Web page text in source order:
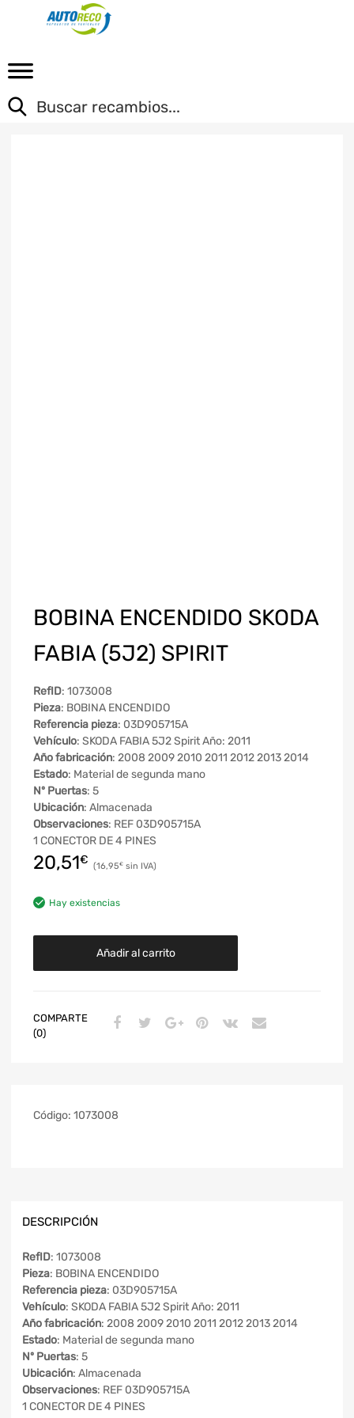
BOBINA ENCENDIDO SKODA
FABIA (5J2) SPIRIT
RefID: 1073008
Pieza: BOBINA ENCENDIDO
Referencia pieza: 03D905715A
Vehículo: SKODA FABIA 5J2 Spirit Año: 2011
Año fabricación: 2008 2009 2010 2011 2012 2013 2014
Estado: Material de segunda mano
Nº Puertas: 5
Ubicación: Almacenada
Observaciones: REF 03D905715A
1 CONECTOR DE 4 PINES
20,51€ 16,95€
Hay existencias
Añadir al carrito
COMPARTE
(0)
Código: 1073008
DESCRIPCIÓN
RefID: 1073008
Pieza: BOBINA ENCENDIDO
Referencia pieza: 03D905715A
Vehículo: SKODA FABIA 5J2 Spirit Año: 2011
Año fabricación: 2008 2009 2010 2011 2012 2013 2014
Estado: Material de segunda mano
Nº Puertas: 5
Ubicación: Almacenada
Observaciones: REF 03D905715A
1 CONECTOR DE 4 PINES